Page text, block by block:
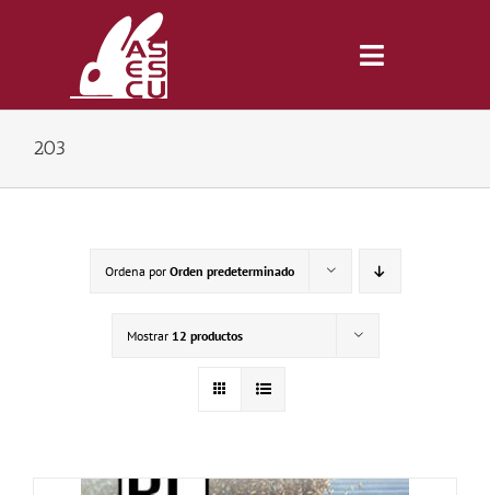
Toggle
Inicio
203
Ordena por Orden predeterminado
Mostrar 12 productos